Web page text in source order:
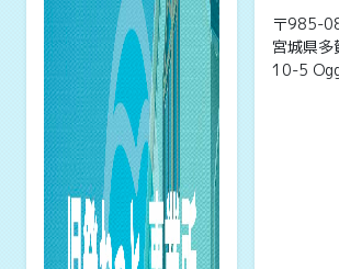
〒985-
宮城県
10-5